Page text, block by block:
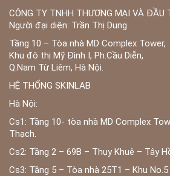
CÔNG TY TNHH THƯƠNG MẠI VÀ ĐẦU
Người đại diện: Trần Thị Dung
Tầng 10 – Tòa nhà MD Complex Tower,
Khu đô thị Mỹ Đình I, Ph.Cầu Diễn,
Q.Nam Từ Liêm, Hà Nội.
HỆ THỐNG SKINLAB
Hà Nội:
Cs1: Tầng 10- tòa nhà MD Complex
Thạch.
Cs2: Tầng 2 – 69B – Thụy Khuê – Tây
Cs3: Tầng 5 – Tòa nhà 25T1 – Khu